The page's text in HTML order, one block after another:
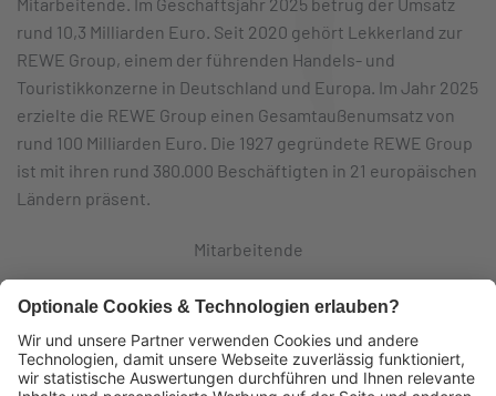
rund 10,3 Milliarden Euro. Seit 2020 gehört Lekkerland zur
REWE Group, einem der führenden Handels- und
Touristikkonzerne in Deutschland und Europa. Im Jahr 2025
erzielte die REWE Group einen Gesamtaußenumsatz von
rund 100 Milliarden Euro. Die 1927 gegründete REWE Group
ist mit ihren rund 380.000 Beschäftigten in 21 europäischen
Ländern präsent.
Mitarbeitende